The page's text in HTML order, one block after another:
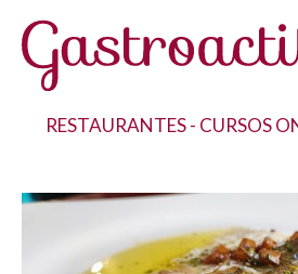
RESTAURANTES- CURSOS